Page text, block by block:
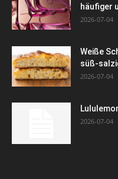
häufiger
2026-07-04
Weiße
süß-
2026-07-04
2026-07-04